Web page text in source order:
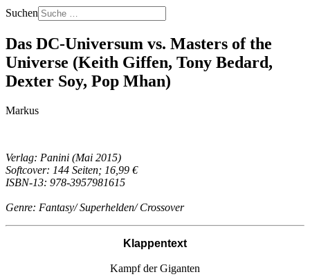
Suchen
Das DC-Universum vs. Masters of the
Universe (Keith Giffen, Tony Bedard,
Dexter Soy, Pop Mhan)
Markus
Verlag: Panini (Mai 2015)
Softcover: 144 Seiten; 16,99 €
ISBN-13: 978-3957981615
Genre: Fantasy/ Superhelden/ Crossover
Klappentext
Kampf der Giganten